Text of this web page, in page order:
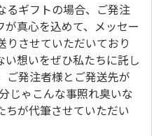
るギフトの場合、ご発注
真心を込めて、メッセー
りさせていただいており
い想いをぜひ私たちに託し
ご発注者様とご発送先が
じゃこんな事照れ臭いな
ちが代筆させていただい